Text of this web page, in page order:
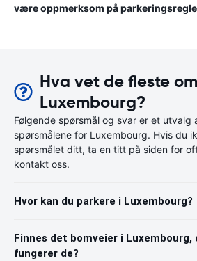
være oppmerksom på
Hva vet de fleste om
Luxembourg?
Følgende spørsmål og svar er et
spørsmålene for Luxembourg. Hvis du
spørsmålet ditt, ta en titt på siden for
kontakt oss.
Hvor kan du parkere i Luxembourg?
Finnes det bomveier i Luxembourg,
fungerer de?